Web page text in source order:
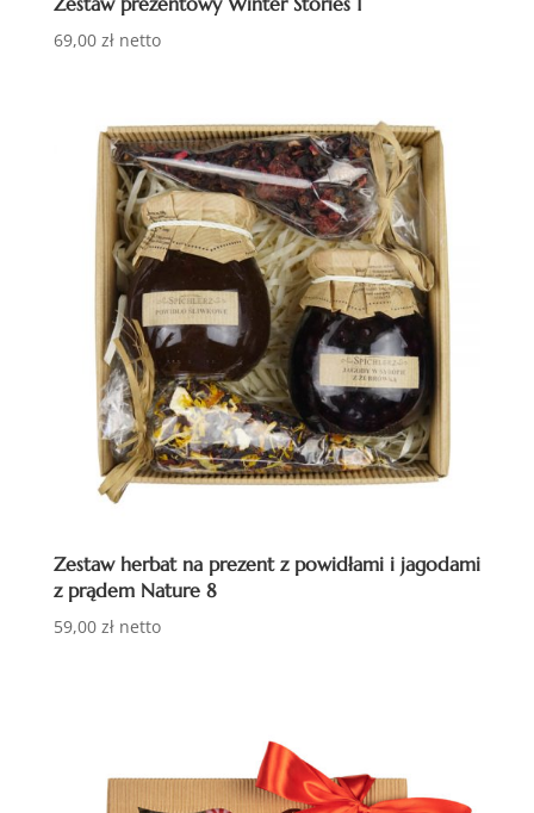
69,00 zł netto
Zestaw herbat na prezent z powidłami i jagodami
z prądem Nature 8
59,00 zł netto